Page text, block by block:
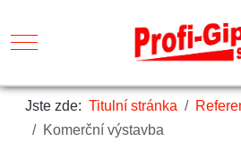
Mobile Menu Toggle
Jste zde: Titulní stránka
Komerční výstavba